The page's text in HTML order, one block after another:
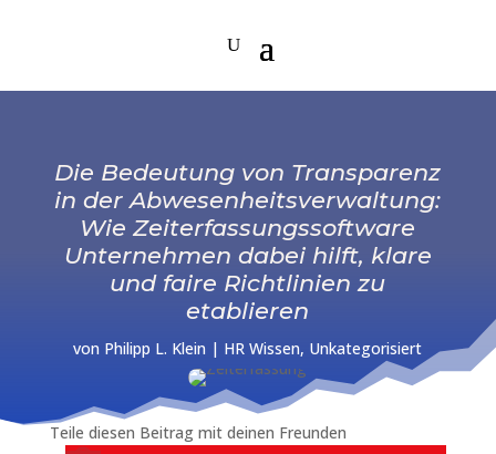
Die Bedeutung von Transparenz
in der Abwesenheitsverwaltung:
Wie Zeiterfassungssoftware
Unternehmen dabei hilft, klare
und faire Richtlinien zu
etablieren
von Philipp L. Klein | HR Wissen, Unkategorisiert
Teile diesen Beitrag mit deinen Freunden